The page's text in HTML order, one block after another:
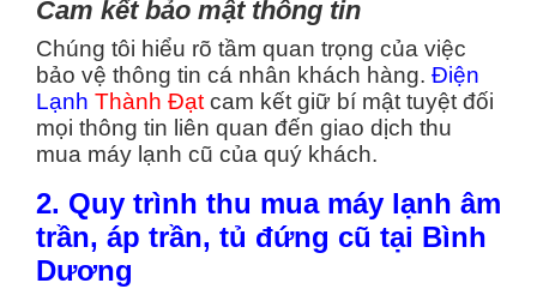
Cam kết bảo mật thông tin
Chúng tôi hiểu rõ tầm quan trọng của việc
bảo vệ thông tin cá nhân khách hàng. Điện
Lạnh Thành Đạtcam kết giữ bí mật tuyệt đối
mọi thông tin liên quan đến giao dịch thu
mua máy lạnh cũ của quý khách.
2. Quy trình thu mua máy lạnh âm
trần, áp trần, tủ đứng cũ tại Bình
Dương